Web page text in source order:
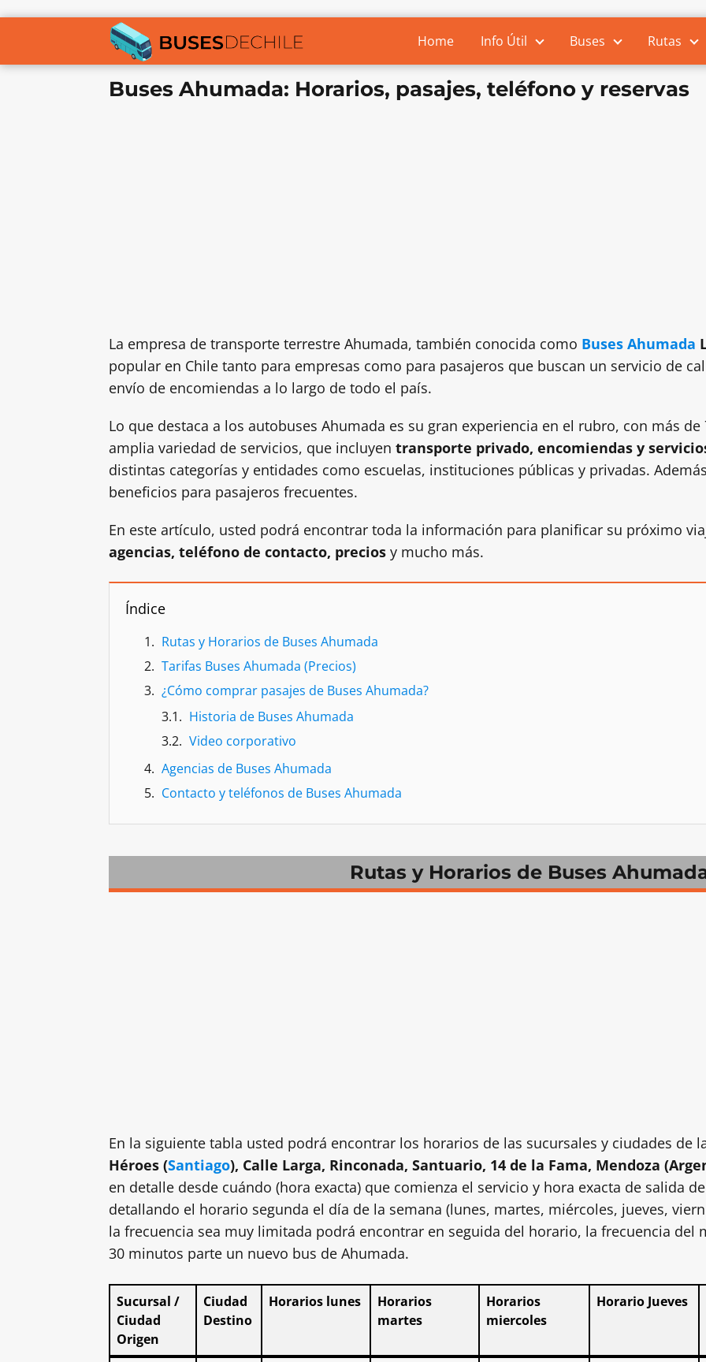
Home Info Útil Buses Rutas
Buses Ahumada: Horarios, pasajes, teléfono y reservas
La empresa de transporte terrestre Ahumada, también conocida como Buses Ahumada
popular en Chile tanto para empresas como para pasajeros que buscan un servicio de
envío de encomiendas a lo largo de todo el país.
Lo que destaca a los autobuses Ahumada es su gran experiencia en el rubro, con más
amplia variedad de servicios, que incluyen transporte privado, encomiendas y
distintas categorías y entidades como escuelas, instituciones públicas y privadas.
beneficios para pasajeros frecuentes.
En este artículo, usted podrá encontrar toda la información para planificar su próximo
agencias, teléfono de contacto, precios y mucho más.
Índice
Rutas y Horarios de Buses Ahumada
Tarifas Buses Ahumada (Precios)
¿Cómo comprar pasajes de Buses Ahumada?
Historia de Buses Ahumada
Video corporativo
Agencias de Buses Ahumada
Contacto y teléfonos de Buses Ahumada
Rutas y Horarios de Buses
En la siguiente tabla usted podrá encontrar los horarios de las sucursales y ciudades de
Héroes (Santiago), Calle Larga, Rinconada, Santuario, 14 de la Fama, Mendoza
en detalle desde cuándo (hora exacta) que comienza el servicio y hora exacta de salida
detallando el horario segunda el día de la semana (lunes, martes, miércoles, jueves,
la frecuencia sea muy limitada podrá encontrar en seguida del horario, la frecuencia del
30 minutos parte un nuevo bus de Ahumada.
Sucursal /
Ciudad
Origen
Ciudad
Destino
Horarios lunes
Horarios
martes
Horarios
miercoles
Horario Jueves